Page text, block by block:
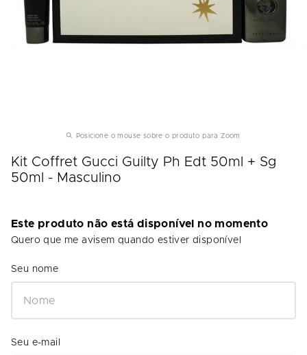
Posicione o mouse sobre o produto para Zoom
Kit Coffret Gucci Guilty Ph Edt 50ml + Sg
50ml - Masculino
Este produto não está disponível no momento
Quero que me avisem quando estiver disponível